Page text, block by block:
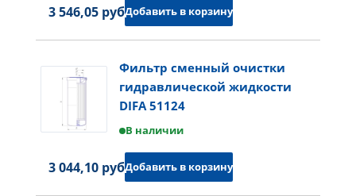
3 546,05 руб.Добавить в корзину
Фильтр сменный очистки
гидравлической жидкости
DIFA 51124
В наличии
3 044,10 руб.Добавить в корзину